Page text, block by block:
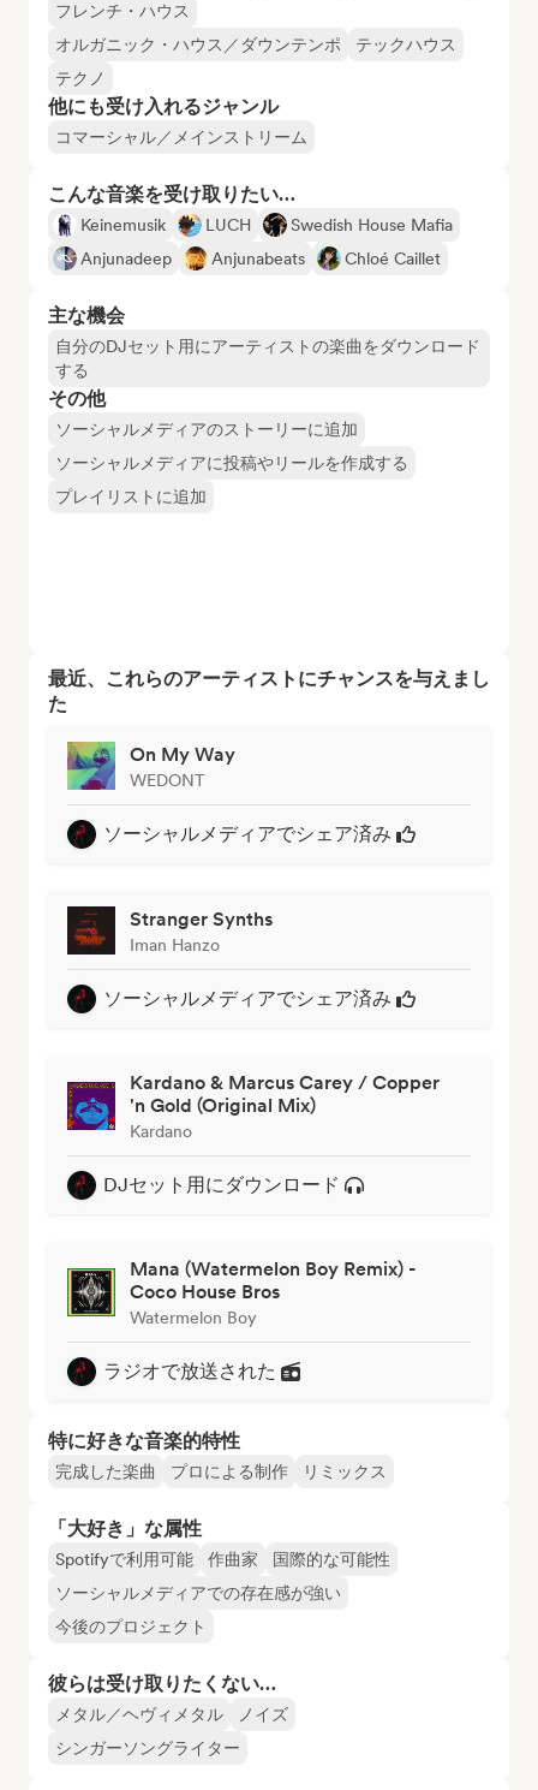
フレンチ・ハウス
オルガニック・ハウス／ダウンテンポ
テックハウス
テクノ
他にも受け入れるジャンル
コマーシャル／メインストリーム
こんな音楽を受け取りたい…
Keinemusik LUCH
Swedish House Mafia
Anjunadeep
Anjunabeats Chloé Caillet
主な機会
自分のDJセット用にアーティストの楽曲をダウンロード
する
その他
ソーシャルメディアのストーリーに追加
ソーシャルメディアに投稿やリールを作成する
プレイリストに追加
最近、これらのアーティストにチャンスを与えまし
た
On My Way
WEDONT
ソーシャルメディアでシェア済み
Stranger Synths
Iman Hanzo
ソーシャルメディアでシェア済み
Kardano & Marcus Carey / Copper
'n Gold (Original Mix)
Kardano
DJセット用にダウンロード
Mana (Watermelon Boy Remix) -
Coco House Bros
Watermelon Boy
ラジオで放送された
特に好きな音楽的特性
完成した楽曲 プロによる制作 リミックス
「大好き」な属性
Spotifyで利用可能 作曲家
国際的な可能性
ソーシャルメディアでの存在感が強い
今後のプロジェクト
彼らは受け取りたくない…
メタル／ヘヴィメタル
ノイズ
シンガーソングライター